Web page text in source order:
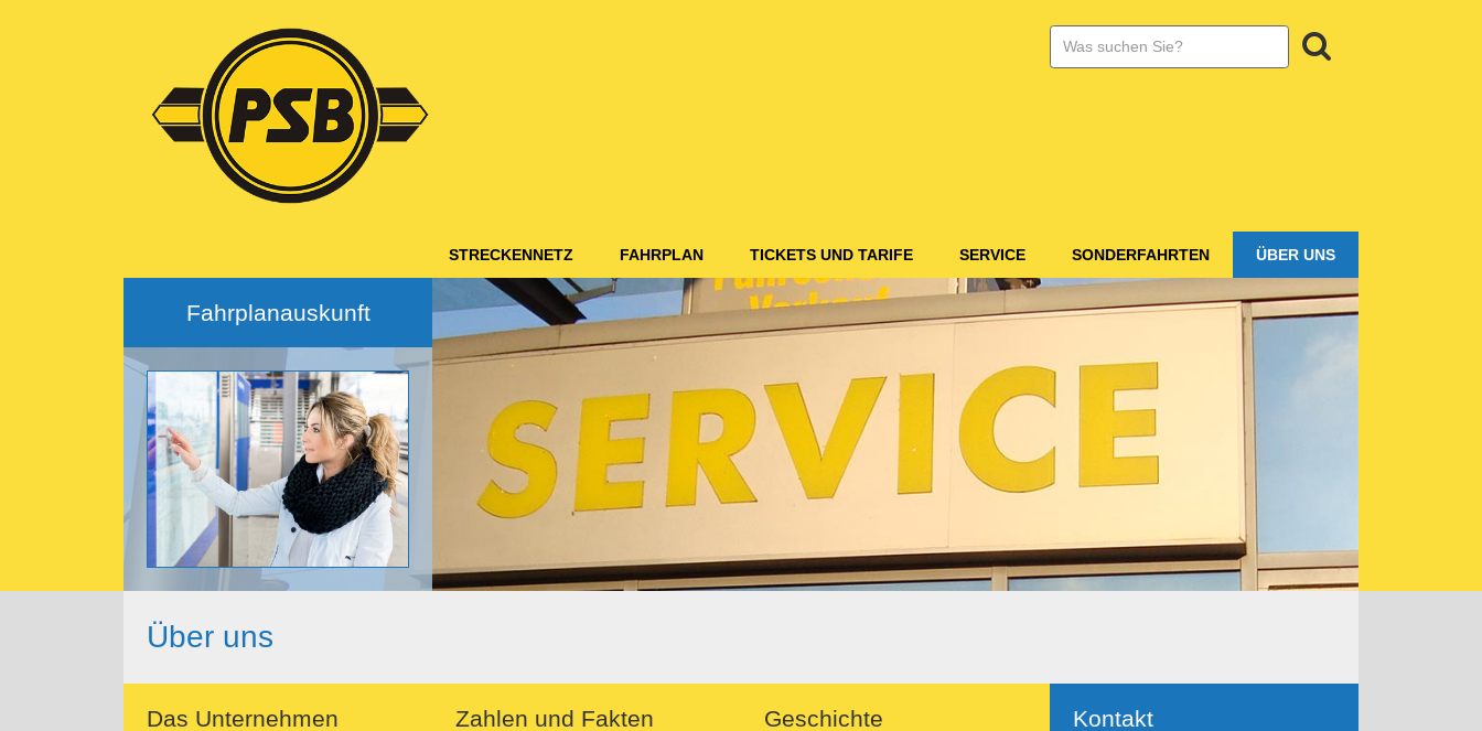
STRECKENNETZ FAHRPLAN TICKETS UND TARIFE SERVICE SONDERFAHRTEN ÜBER UNS
Fahrplanauskunft
Über uns
Das Unternehmen Zahlen und Fakten Geschichte
Kontakt